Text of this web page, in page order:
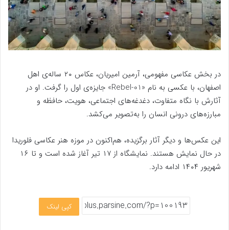
در بخش عکاسی مفهومی، آرمین امیریان، عکاس ۲۰ ساله‌ی اهل
اصفهان، با عکسی به نام «Rebel-01» جایزه‌ی اول را گرفت. او در
آثارش با نگاه متفاوت، دغدغه‌های اجتماعی، هویت، حافظه و
مبارزه‌های درونی انسان را به‌تصویر می‌کشد.
این عکس‌ها و دیگر آثار برگزیده، هم‌اکنون در موزه هنر عکاسی فلوریدا
در حال نمایش هستند. نمایشگاه از ۱۷ تیر آغاز شده است و تا ۱۶
شهریور ۱۴۰۴ ادامه دارد.
کپی لینک